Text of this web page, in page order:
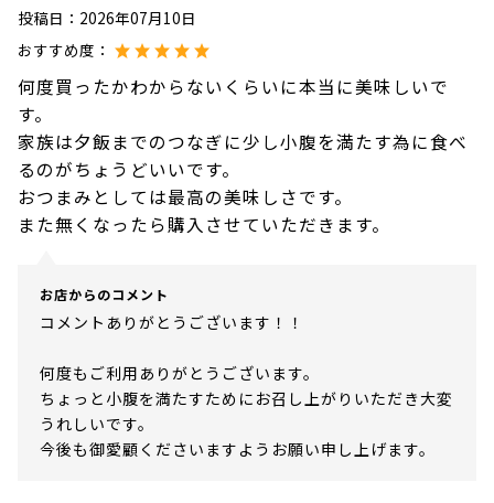
投稿日： 2026年07月10日
おすすめ度：
何度買ったかわからないくらいに本当に美味しいで
す。
家族は夕飯までのつなぎに少し小腹を満たす為に食べ
るのがちょうどいいです。
おつまみとしては最高の美味しさです。
また無くなったら購入させていただきます。
お店からのコメント
コメントありがとうございます！！
何度もご利用ありがとうございます。
ちょっと小腹を満たすためにお召し上がりいただき大変
うれしいです。
今後も御愛顧くださいますようお願い申し上げます。